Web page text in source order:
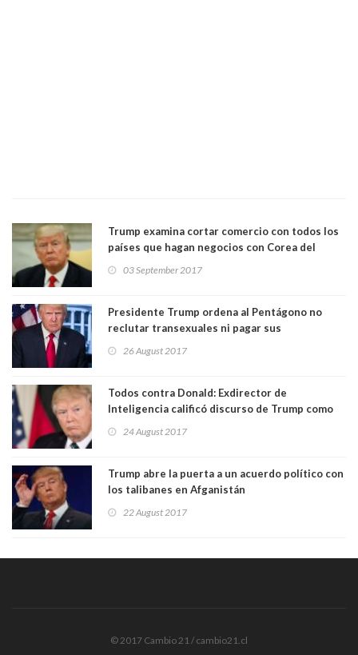
Trump examina cortar comercio con todos los
países que hagan negocios con Corea del
03 September 2017
Presidente Trump ordena al Pentágono no
reclutar transexuales ni pagar sus
26 August 2017
Todos contra Donald: Exdirector de
Inteligencia calificó discurso de Trump como
24 August 2017
Trump abre la puerta a un acuerdo político con
los talibanes en Afganistán
22 August 2017
© 2017 Cambio 21 / cambio21.cl